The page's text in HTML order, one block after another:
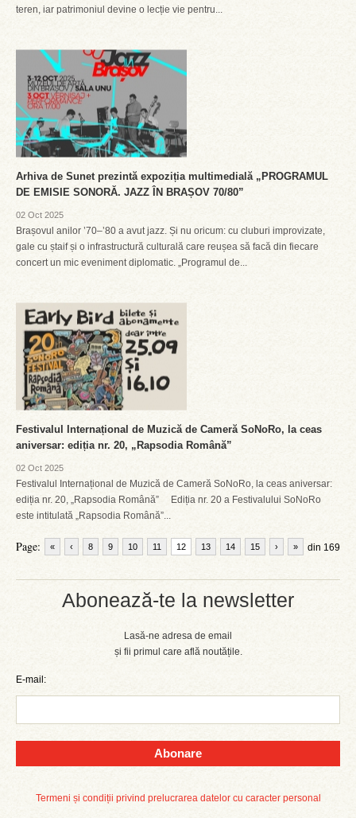
Abonează-te la newsletter
Lasă-ne adresa de email
și fii primul care află noutățile.
E-mail:
Abonare
Termeni și condiții privind prelucrarea datelor cu caracter personal
teren, iar patrimoniul devine o lecție vie pentru...
Arhiva de Sunet prezintă expoziția multimedială „PROGRAMUL
DE EMISIE SONORĂ. JAZZ ÎN BRAȘOV 70/80”
02 Oct 2025
Brașovul anilor ’70–’80 a avut jazz. Și nu oricum: cu cluburi improvizate,
gale cu ștaif și o infrastructură culturală care reușea să facă din fiecare
concert un mic eveniment diplomatic. „Programul de...
Festivalul Internațional de Muzică de Cameră SoNoRo, la ceas
aniversar: ediția nr. 20, „Rapsodia Română”
02 Oct 2025
Festivalul Internațional de Muzică de Cameră SoNoRo, la ceas aniversar:
ediția nr. 20, „Rapsodia Română” Ediția nr. 20 a Festivalului SoNoRo
este intitulată „Rapsodia Română”...
Page: « ‹ 8 9 10 11 12 13 14 15 din 169
› »